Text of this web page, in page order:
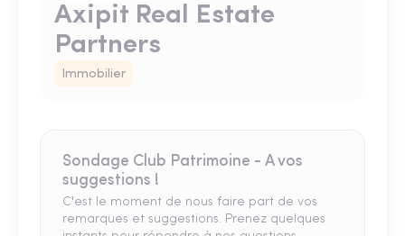
Axipit Real Estate
Partners
Immobilier
Sondage Club Patrimoine - A vos
suggestions !
C'est le moment de nous faire part de vos
remarques et suggestions. Prenez quelques